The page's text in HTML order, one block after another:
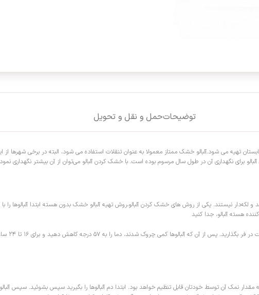
توضیحاتحمل و نقل و تحویل
تهیه می شود.آلبالو خشک ممتاز معمولا به عنوان تنقلات استفاده می شود، البته در برخی
برای نگهداری آن در طول سال مرسوم بوده است. با خشک کردن آلبالو می‌توان از آن بیشتر نگهداری
لکه‌دار نیستند. یکی از روش‌ های خشک کردن آلبالو،روش تهیه آلبالو خشک بدون هسته ابتدا آلبالو‌ها
هسته آلبالو، جدا کنید